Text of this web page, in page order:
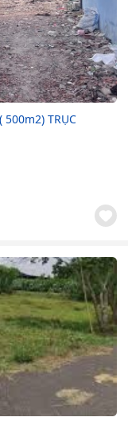
500m2) TRỤC